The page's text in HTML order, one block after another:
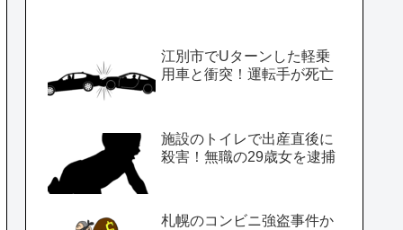
江別市でUターンした軽乗
用車と衝突！運転手が死亡
施設のトイレで出産直後に
殺害！無職の29歳女を逮捕
札幌のコンビニ強盗事件か